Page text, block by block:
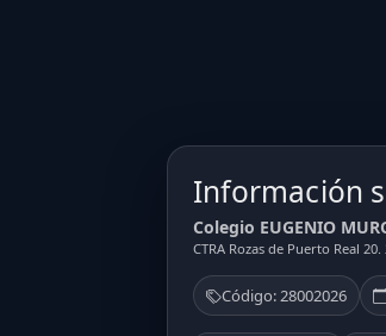
Información
Colegio EUGENIO
CTRA Rozas de Puerto Real 20.
Código: 28002026